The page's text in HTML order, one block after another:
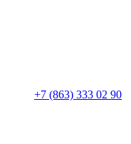
+7 (863) 333 02 90